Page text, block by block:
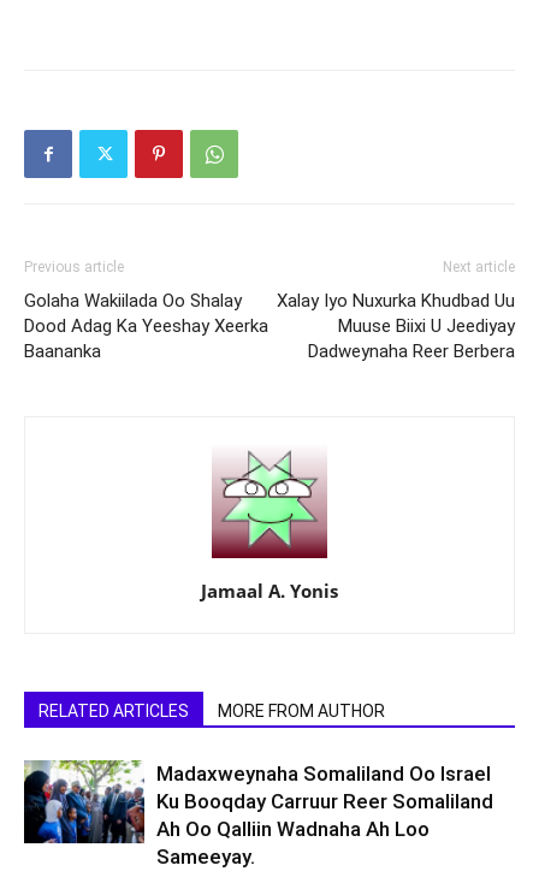
Previous article
Golaha Wakiilada Oo Shalay
Dood Adag Ka Yeeshay Xeerka
Baananka
Next article
Xalay Iyo Nuxurka Khudbad Uu
Muuse Biixi U Jeediyay
Dadweynaha Reer Berbera
Jamaal A. Yonis
RELATED ARTICLES MORE FROM AUTHOR
Madaxweynaha Somaliland Oo Israel
Ku Booqday Carruur Reer Somaliland
Ah Oo Qalliin Wadnaha Ah Loo
Sameeyay.